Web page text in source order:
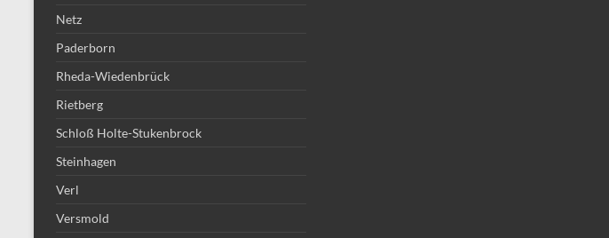
Netz
Paderborn
Rheda-Wiedenbrück
Rietberg
Schloß Holte-Stukenbrock
Steinhagen
Verl
Versmold